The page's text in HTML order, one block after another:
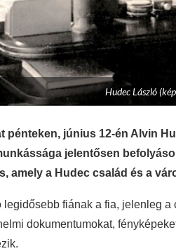
Hudec László
pénteken, június 12-én Alvin
jelentősen
amely a Hudec család és a
fiának a fia, jelenleg
dokumentumokat,